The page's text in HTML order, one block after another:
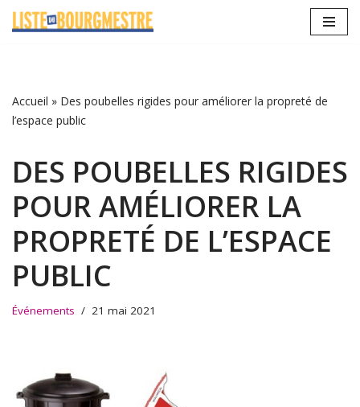
Accueil » Des poubelles rigides pour améliorer la propreté de
l’espace public
DES POUBELLES RIGIDES
POUR AMÉLIORER LA
PROPRETÉ DE L’ESPACE
PUBLIC
Événements 21 mai 2021